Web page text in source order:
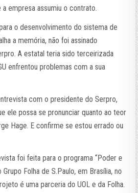
empresa assumiu o contrato.
o desenvolvimento do sistema de
a memória, não foi assinado
A estatal teria sido terceirizada
enfrentou problemas com a sua
com o presidente do Serpro,
ele possa se pronunciar quanto ao teor
Hage. E confirme se estou errado ou
foi feita para o programa “Poder e
Folha de S.Paulo, em Brasília, no
é uma parceria do UOL e da Folha.